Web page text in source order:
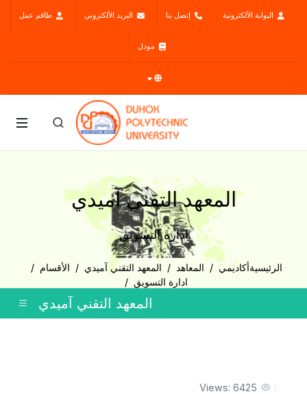
البوابة الألكترونية إتصل بنا البريد الألكتروني طاقم عمل
مودل
المعهد التقني آميدي
ادارة التسويق
الرئيسيةأكاديمي المعاهد المعهد التقني آميدي
الأقسام
ادارة التسويق
المعهد التقني آميدي
Views: 6425